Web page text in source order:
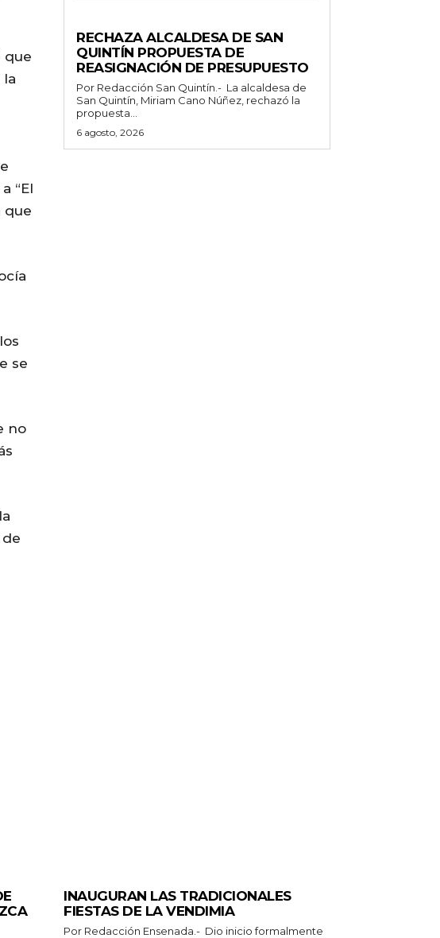
que
la
“El
que
se
no
RECHAZA ALCALDESA DE SAN
QUINTÍN PROPUESTA DE
REASIGNACIÓN DE PRESUPUESTO
Por Redacción San Quintín.- La alcaldesa de
San Quintín, Miriam Cano Núñez, rechazó la
propuesta...
6 agosto, 2026
INAUGURAN LAS TRADICIONALES
FIESTAS DE LA VENDIMIA
Por Redacción Ensenada.- Dio inicio formalmente